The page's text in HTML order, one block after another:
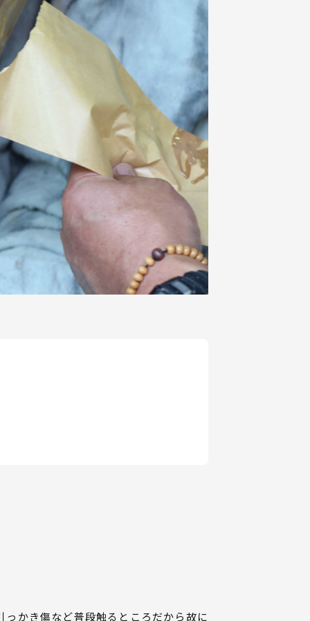
かき傷など普段触るところだから故に